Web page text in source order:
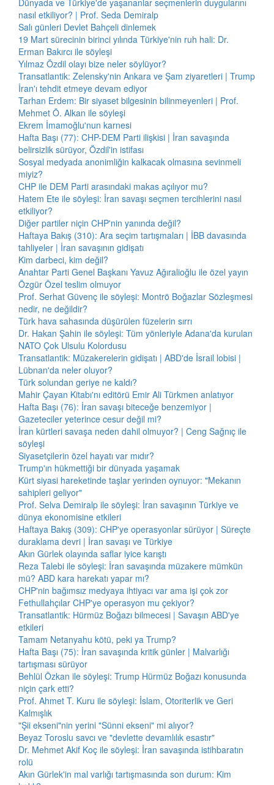
Dünyada ve Türkiye'de yaşananlar seçmenlerin duygularını
nasıl etkiliyor? | Prof. Seda Demiralp
Salı günleri Devlet Bahçeli dinlemek
19 Mart sürecinin birinci yılında Türkiye'nin ruh hali: Dr.
Erman Bakırcı ile söyleşi
Yılmaz Özdil olayı bize neler söylüyor?
Transatlantik: Zelensky'nin Ankara ve Şam ziyaretleri | Trump
İran'ı tehdit etmeye devam ediyor
Tarhan Erdem: Bir siyaset bilgesinin bilinmeyenleri | Prof.
Mehmet Ö. Alkan ile söyleşi
Ekrem İmamoğlu'nun karnesi
Hafta Başı (77): CHP-DEM Parti ilişkisi | İran savaşında
belirsizlik sürüyor, Özdil'in istifası
Sosyal medyada anonimliğin kalkacak olmasına sevinmeli
miyiz?
CHP ile DEM Parti arasındaki makas açılıyor mu?
Hatem Ete ile söyleşi: İran savaşı seçmen tercihlerini nasıl
etkiliyor?
Diğer partiler niçin CHP'nin yanında değil?
Haftaya Bakış (310): Ara seçim tartışmaları | İBB davasında
tahliyeler | İran savaşının gidişatı
Kim darbeci, kim değil?
Anahtar Parti Genel Başkanı Yavuz Ağıralioğlu ile özel yayın
Özgür Özel teslim olmuyor
Prof. Serhat Güvenç ile söyleşi: Montrö Boğazlar Sözleşmesi
nedir, ne değildir?
Türk hava sahasında düşürülen füzelerin sırrı
Dr. Hakan Şahin ile söyleşi: Tüm yönleriyle Adana'da kurulan
NATO Çok Ulsulu Kolordusu
Transatlantik: Müzakerelerin gidişatı | ABD'de İsrail lobisi |
Lübnan'da neler oluyor?
Türk solundan geriye ne kaldı?
Mahir Çayan Kitabı'nı editörü Emir Ali Türkmen anlatıyor
Hafta Başı (76): İran savaşı biteceğe benzemiyor |
Gazeteciler yeterince cesur değil mi?
İran kürtleri savaşa neden dahil olmuyor? | Ceng Sağnıç ile
söyleşi
Siyasetçilerin özel hayatı var mıdır?
Trump'ın hükmettiği bir dünyada yaşamak
Kürt siyasi hareketinde taşlar yerinden oynuyor: "Mekanın
sahipleri geliyor"
Prof. Selva Demiralp ile söyleşi: İran savaşının Türkiye ve
dünya ekonomisine etkileri
Haftaya Bakış (309): CHP'ye operasyonlar sürüyor | Süreçte
duraklama devri | İran savaşı ve Türkiye
Akın Gürlek olayında saflar iyice karıştı
Reza Talebi ile söyleşi: İran savaşında müzakere mümkün
mü? ABD kara harekatı yapar mı?
CHP'nin bağımsız medyaya ihtiyacı var ama işi çok zor
Fethullahçılar CHP'ye operasyon mu çekiyor?
Transatlantik: Hürmüz Boğazı bilmecesi | Savaşın ABD'ye
etkileri
Tamam Netanyahu kötü, peki ya Trump?
Hafta Başı (75): İran savaşında kritik günler | Malvarlığı
tartışması sürüyor
Behlül Özkan ile söyleşi: Trump Hürmüz Boğazı konusunda
niçin çark etti?
Prof. Ahmet T. Kuru ile söyleşi: İslam, Otoriterlik ve Geri
Kalmışlık
"Şii ekseni"nin yerini "Sünni ekseni" mi alıyor?
Beyaz Toroslu savcı ve "devlette devamlılık esastır"
Dr. Mehmet Akif Koç ile söyleşi: İran savaşında istihbaratın
rolü
Akın Gürlek'in mal varlığı tartışmasında son durum: Kim